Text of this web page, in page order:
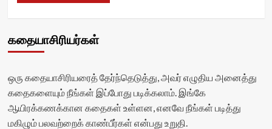
கதையாசிரியர்கள்
ஒரு கதையாசிரியரைத் தேர்ந்தெடுத்து, அவர் எழுதிய அனைத்து
கதைகளையும் நீங்கள் இப்போது படிக்கலாம். இங்கே
ஆயிரக்கணக்கான கதைகள் உள்ளன, எனவே நீங்கள் படித்து
மகிழும் பலவற்றைக் காண்பீர்கள் என்பது உறுதி.